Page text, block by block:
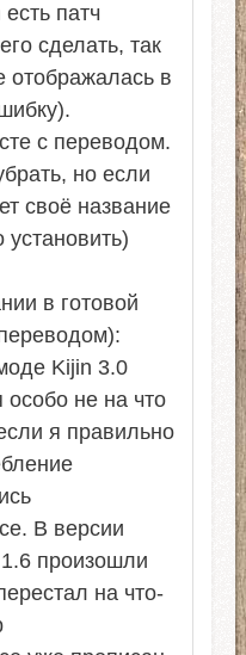
патч
сделать, так
отображалась в
с переводом.
но если
своё название
установить)
в готовой
Kijin 3.0
особо не на что
я правильно
В версии
произошли
на что-